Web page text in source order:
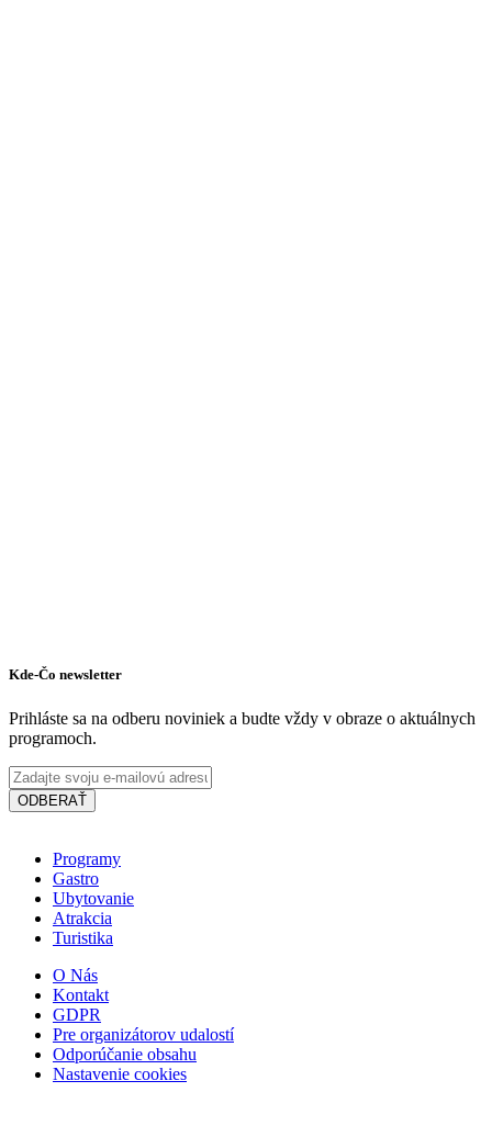
Hotel Thermalpark***
Dunajská Streda
Hotel
Kde-Čo newsletter
Prihláste sa na odberu noviniek a budte vždy v obraze o aktuálnych
programoch.
ODBERAŤ
Programy
Gastro
Ubytovanie
Atrakcia
Turistika
O Nás
Kontakt
GDPR
Pre organizátorov udalostí
Odporúčanie obsahu
Nastavenie cookies